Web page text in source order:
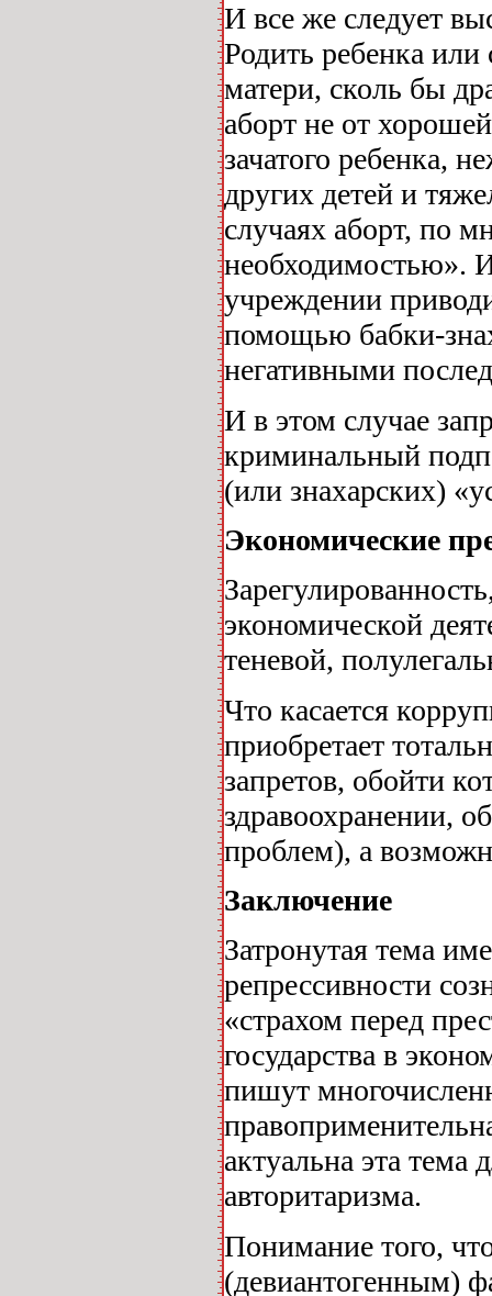
И все же следует
Родить ребенка или
матери, сколь бы
аборт не от
зачатого ребенка,
других детей и
случаях аборт, по
необходимостью».
учреждении
помощью бабки-
негативными
И в этом случае
криминальный
(или знахарских)
Экономические
экономической
теневой,
Что касается
приобретает
запретов, обойти
здравоохранении,
проблем), а
Заключение
Затронутая тема
репрессивности
«страхом перед
государства в
пишут
актуальна эта тема
авторитаризма.
Понимание того,
(девиантогенным)